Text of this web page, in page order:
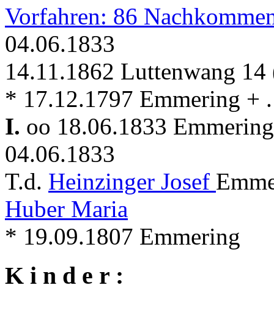
Vorfahren: 86
04.06.1833
14.11.1862 Luttenwang 14
* 17.12.1797 Emmering +
I. oo 18.06.1833
04.06.1833
T.d. Heinzinger Josef
Huber Maria
* 19.09.1807 Emmering
K i n d e r :